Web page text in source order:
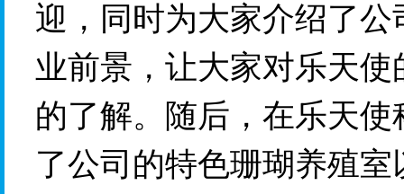
迎，同时为大家介绍了
业前景，让大家对乐天
的了解。随后，在乐天
了公司的特色珊瑚养殖室